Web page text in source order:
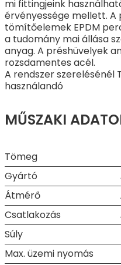
mi fittingjeink
érvényessége mellett.
tömítőelemek EPDM
a tudomány mai állása
anyag. A préshüvelyek
rozsdamentes acél.
A rendszer szerelésénél
használandó
MŰSZAKI
Tömeg
Gyártó
Átmérő
Csatlakozás
Súly
Max. üzemi nyomás